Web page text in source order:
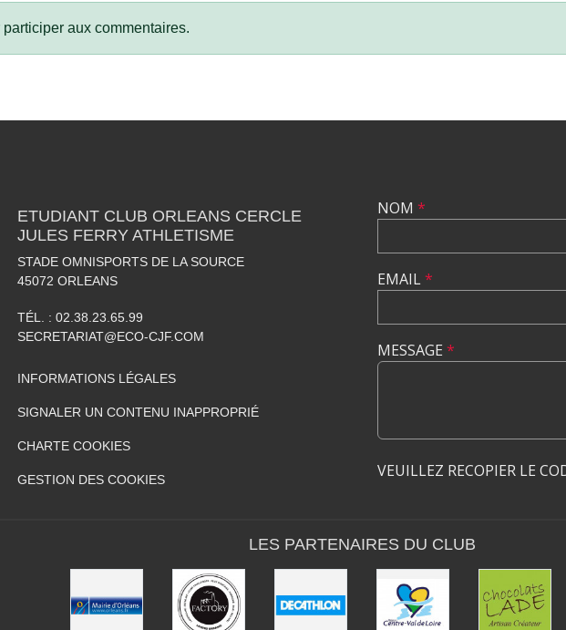
aux commentaires.
ETUDIANT CLUB ORLEANS CERCLE
JULES FERRY ATHLETISME
STADE OMNISPORTS DE LA SOURCE
45072 ORLEANS
TÉL. : 02.38.23.65.99
SECRETARIAT@ECO-CJF.COM
INFORMATIONS LÉGALES
SIGNALER UN CONTENU INAPPROPRIÉ
CHARTE COOKIES
GESTION DES COOKIES
NOM *
EMAIL*
MESSAGE *
VEUILLEZ RECOPIER LE
LES PARTENAIRES DU CLUB